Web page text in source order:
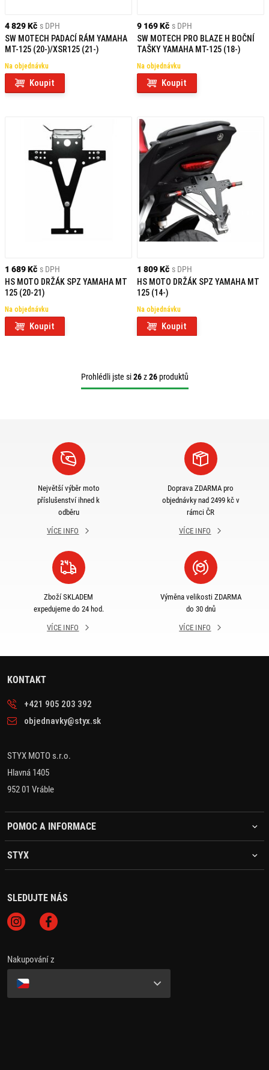
4 829 Kč s DPH
SW MOTECH PADACÍ RÁM YAMAHA
MT-125 (20-)/XSR125 (21-)
Na objednávku
Koupit
9 169 Kč s DPH
SW MOTECH PRO BLAZE H BOČNÍ
TAŠKY YAMAHA MT-125 (18-)
Na objednávku
Koupit
1 689 Kč s DPH
HS MOTO DRŽÁK SPZ YAMAHA MT
125 (20-21)
Na objednávku
Koupit
1 809 Kč s DPH
HS MOTO DRŽÁK SPZ YAMAHA MT
125 (14-)
Na objednávku
Koupit
Prohlédli jste si26z26produktů
Největší výběr moto
příslušenství ihned k
odběru
VÍCE INFO
Doprava ZDARMA pro
objednávky nad 2499 kč v
rámci ČR
VÍCE INFO
Zboží SKLADEM
expedujeme do 24 hod.
VÍCE INFO
Výměna velikosti ZDARMA
do 30 dnů
VÍCE INFO
KONTAKT
+421 905 203 392
objednavky@styx.sk
STYX MOTO s.r.o.
Hlavná 1405
952 01 Vráble
POMOC A INFORMACE
STYX
SLEDUJTE NÁS
Nakupování z